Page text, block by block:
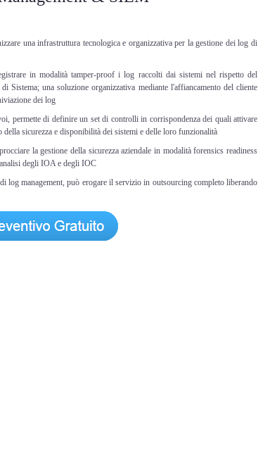
una infrastruttura tecnologica e organizzativa per la gestione dei log di
in modalità tamper-proof i log raccolti dai sistemi nel rispetto del
una soluzione organizzativa mediante l'affiancamento del cliente
dei log
permette di definire un set di controlli in corrispondenza dei quali attivare
sicurezza e disponibilità dei sistemi e delle loro funzionalità
la gestione della sicurezza aziendale in modalità forensics readiness
degli IOA e degli IOC
log management, può erogare il servizio in outsourcing completo liberando